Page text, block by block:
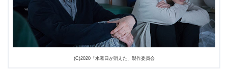
(C)2020「水曜日が消えた」製作委員会